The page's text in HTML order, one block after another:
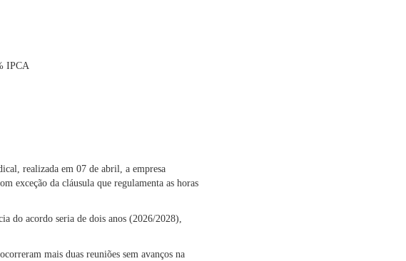
IPCA
realizada em 07 de abril, a empresa
exceção da cláusula que regulamenta as horas
do acordo seria de dois anos (2026/2028),
mais duas reuniões sem avanços na